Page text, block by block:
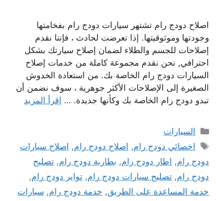
اصلاح دودج رام تشتهر سيارات دودج رام بفخامتها
وجودتها وموثوقيتها. إذا تعرضت لحادث ، فإننا نقدم
إصلاحات للجسم والطلاء لضمان إصلاح سيارتك بشكل
احترافي, نحن نقدم مجموعة كاملة من خدمات إصلاح
السيارات دودج رام الخاصة بك. من استعادة الخدوش
الصغيرة إلى الإصلاحات الأكثر جوهرية ، سوف نضمن أن
تبدو دودج رام الخاصة بك وكأنها جديدة. … اقرأ المزيد
التصنيفات
السيارات
الوسوم
اخصائي دودج رام, اصلاح دودج رام, اصلاح سيارات
دودج رام, اطار دودج رام, بطارية دودج رام, تصليح
دودج رام, تصليح سيارات دودج رام, تواير دودج رام,
خدمة المساعدة على الطريق, خدمة دودج رام, سيارات